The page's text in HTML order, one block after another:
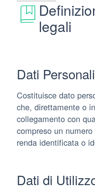
legali
Dati
Costituisce dato
che, direttamente o
collegamento con
compreso un
renda identificata o
Dati di